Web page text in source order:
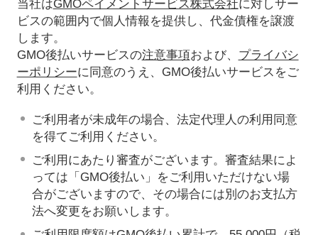
当社はGMOペイメントサービス株式会社に対しサー
ビスの範囲内で個人情報を提供し、代金債権を譲渡
します。
GMO後払いサービスの注意事項および、 プライバシ
ーポリシーに同意のうえ、GMO後払いサービスをご
利用ください。
ご利用者が未成年の場合、法定代理人の利用同意
を得てご利用ください。
ご利用にあたり審査がございます。審査結果によ
っては「GMO後払い」をご利用いただけない場
合がございますので、その場合には別のお支払方
法へ変更をお願いします。